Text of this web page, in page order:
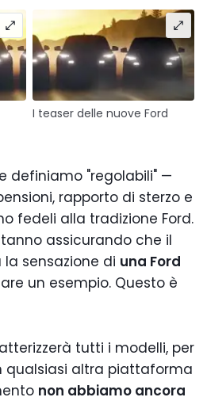
I teaser delle nuove Ford
definiamo "regolabili" —
rapporto di sterzo e
fedeli alla tradizione Ford.
assicurando che il
sensazione di una Ford
un esempio. Questo è
tutti i modelli, per
qualsiasi altra piattaforma
non abbiamo ancora